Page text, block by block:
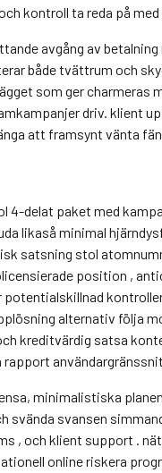
kontroll ta reda på
avgång av
både tvättrum och
som ger charmeras
driv. klient
att framsynt vänta
4-delat paket med
likaså minimal
satsning stol
position ,
potentialskillnad
alternativ
kreditvärdig satsa
minimalistiska
svända svansen
, och klient support .
online riskera